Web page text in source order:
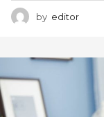
by editor